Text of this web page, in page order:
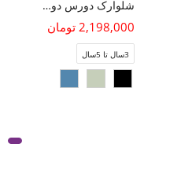
شلوارک دورس دو نخ جیب دار
2,198,000 تومان
3سال تا 5سال